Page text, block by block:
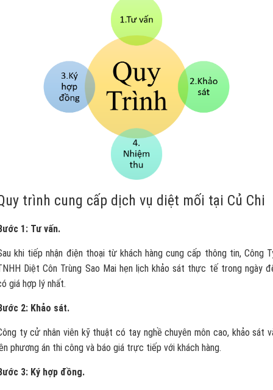
trình cung cấp dịch vụ diệt mối tại Củ Chi
1: Tư vấn.
khi tiếp nhận điện thoại từ khách hàng cung cấp thông tin, Công
Diệt Côn Trùng Sao Mai hẹn lịch khảo sát thực tế trong ngày
giá hợp lý nhất.
2: Khảo sát.
ty cử nhân viên kỹ thuật có tay nghề chuyên môn cao, khảo sát
phương án thi công và báo giá trực tiếp với khách hàng.
3: Ký hợp đồng.